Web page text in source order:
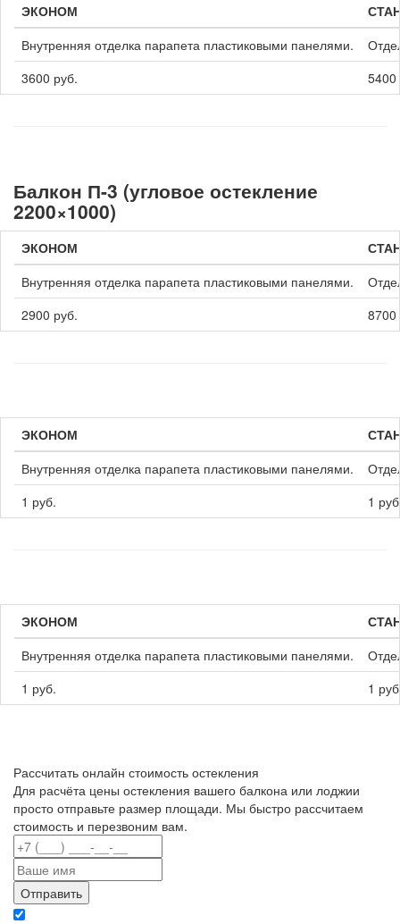
ЭКОНОМ
Внутренняя отделка парапета пластиковыми панелями.
3600 руб.
5400
Балкон П-3 (угловое остекление
2200×1000)
ЭКОНОМ
Внутренняя отделка парапета пластиковыми панелями.
2900 руб.
8700
ЭКОНОМ
Внутренняя отделка парапета пластиковыми панелями.
1 руб.
1
ЭКОНОМ
Внутренняя отделка парапета пластиковыми панелями.
1 руб.
1
Рассчитать онлайн стоимость остекления
Для расчёта цены остекления вашего балкона или лоджии
просто отправьте размер площади. Мы быстро рассчитаем
стоимость и перезвоним вам.